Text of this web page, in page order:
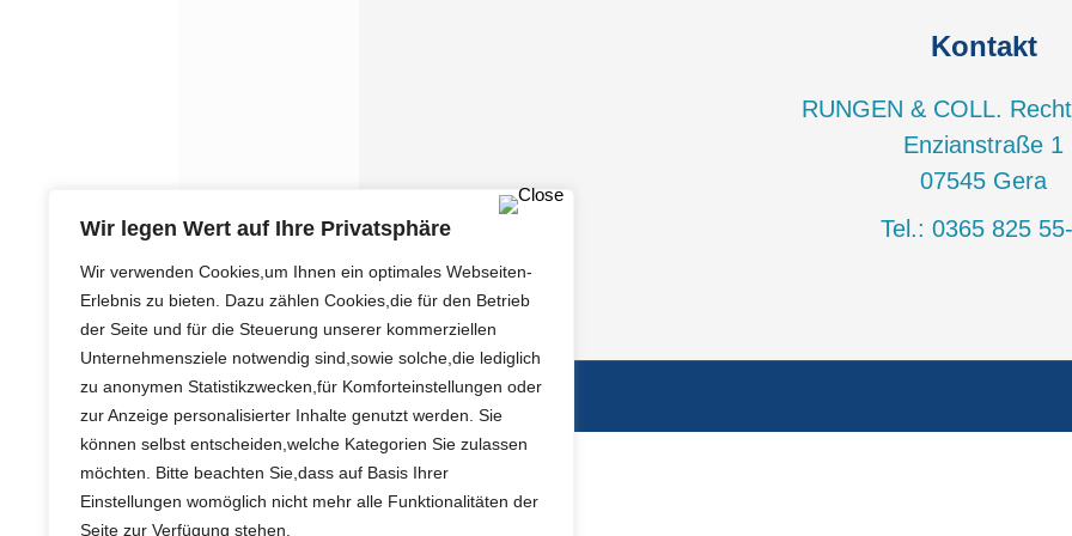
Wir legen Wert auf Ihre Privatsphäre
Wir verwenden Cookies,um Ihnen ein optimales Webseiten-
Erlebnis zu bieten. Dazu zählen Cookies,die für den Betrieb
der Seite und für die Steuerung unserer kommerziellen
Unternehmensziele notwendig sind,sowie solche,die lediglich
zu anonymen Statistikzwecken,für Komforteinstellungen oder
zur Anzeige personalisierter Inhalte genutzt werden. Sie
können selbst entscheiden,welche Kategorien Sie zulassen
möchten. Bitte beachten Sie,dass auf Basis Ihrer
Einstellungen womöglich nicht mehr alle Funktionalitäten der
Seite zur Verfügung stehen.
Kontakt
RUNGEN & COLL.
Enzianstraße 1
07545 Gera
Tel.: 0365 825